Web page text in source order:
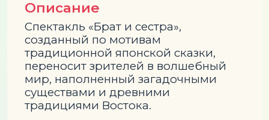
Описание
Спектакль «Брат и сестра»,
созданный по мотивам
традиционной японской сказки,
переносит зрителей в волшебный
мир, наполненный загадочными
существами и древними
традициями Востока.